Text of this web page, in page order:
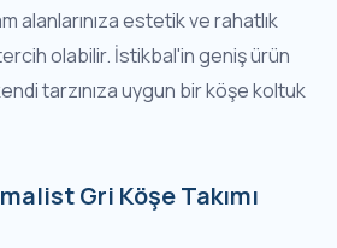
alanlarınıza estetik ve rahatlık
olabilir. İstikbal'in geniş ürün
tarzınıza uygun bir köşe koltuk
Gri Köşe Takımı